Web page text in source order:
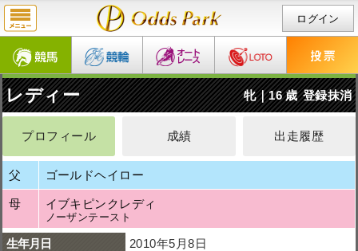
ログイン
レディー 牝｜16 歳 登録抹消
プロフィール 成績 出走履歴
父 ゴールドヘイロー
母 イブキピンクレディ
ノーザンテースト
生年月日
2010年5月8日